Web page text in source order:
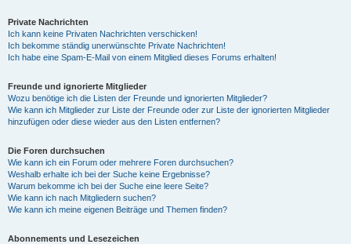
Private Nachrichten
Ich kann keine Privaten Nachrichten verschicken!
Ich bekomme ständig unerwünschte Private Nachrichten!
Ich habe eine Spam-E-Mail von einem Mitglied dieses Forums erhalten!
Freunde und ignorierte Mitglieder
Wozu benötige ich die Listen der Freunde und ignorierten Mitglieder?
Wie kann ich Mitglieder zur Liste der Freunde oder zur Liste der ignorierten Mitglieder
hinzufügen oder diese wieder aus den Listen entfernen?
Die Foren durchsuchen
Wie kann ich ein Forum oder mehrere Foren durchsuchen?
Weshalb erhalte ich bei der Suche keine Ergebnisse?
Warum bekomme ich bei der Suche eine leere Seite?
Wie kann ich nach Mitgliedern suchen?
Wie kann ich meine eigenen Beiträge und Themen finden?
Abonnements und Lesezeichen